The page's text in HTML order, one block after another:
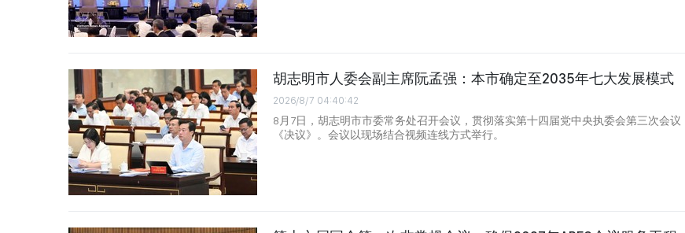
胡志明市人委会副主席阮孟强：本市确定至2035年七大发展模式
2026/8/7 04:40:42
8月7日，胡志明市市委常务处召开会议，贯彻落实第十四届党中央执委会第三次会议
《决议》。会议以现场结合视频连线方式举行。